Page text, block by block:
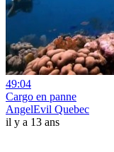
49:04
Cargo en panne
AngelEvil Quebec
il y a 13 ans